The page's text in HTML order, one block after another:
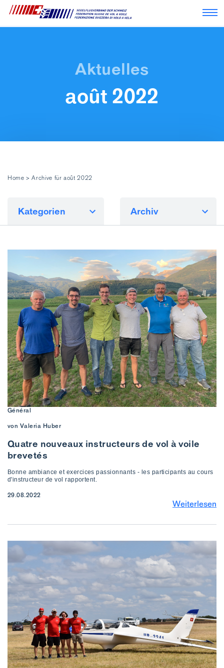
août 2022
Home >Archive für août 2022
Kategorien Archiv
Général
von Valeria Huber
Quatre nouveaux instructeurs de vol à voile
brevetés
Bonne ambiance et exercices passionnants - les participants au cours
d'instructeur de vol rapportent.
29.08.2022
Weiterlesen